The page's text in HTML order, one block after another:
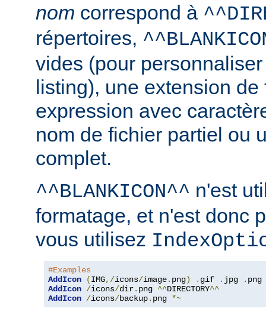
nom correspond à
répertoires,
vides (pour
listing), une extension de
expression avec
nom de fichier partiel ou
complet.
^^BLANKICON^^ n'est
formatage, et n'est donc
vous utilisez
#Examples
AddIcon
(IMG,/icons/image. png) . gif . jpg .
AddIcon /icons/dir. png ^^DIRECTORY^^
AddIcon /icons/backup. png *~